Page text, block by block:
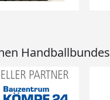
Handballbundes